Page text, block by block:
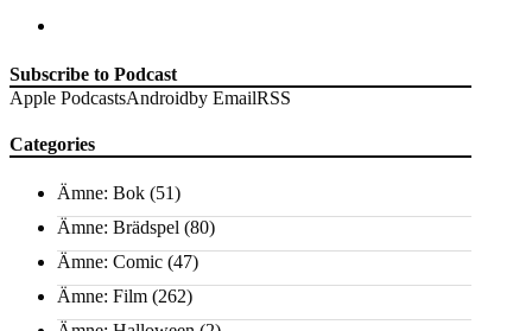
Subscribe to Podcast
Apple PodcastsAndroidby EmailRSS
Categories
Ämne: Bok (51)
Ämne: Brädspel (80)
Ämne: Comic (47)
Ämne: Film (262)